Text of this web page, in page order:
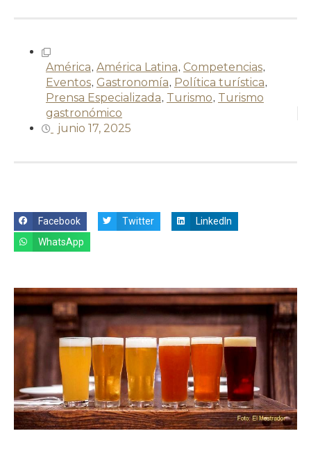
América, América Latina, Competencias,
Eventos, Gastronomía, Política turística,
Prensa Especializada, Turismo, Turismo
gastronómico
junio 17, 2025
Facebook Twitter
LinkedIn
WhatsApp